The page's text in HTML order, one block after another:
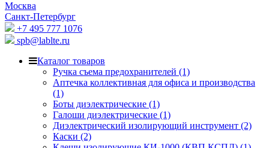
Москва
Санкт-Петербург
+7 495 777 1076
spb@lablte.ru
Каталог товаров
Ручка съема предохранителей (1)
Аптечка коллективная для офиса и производства
(1)
Боты диэлектрические (1)
Галоши диэлектрические (1)
Диэлектрический изолирующий инструмент (2)
Каски (2)